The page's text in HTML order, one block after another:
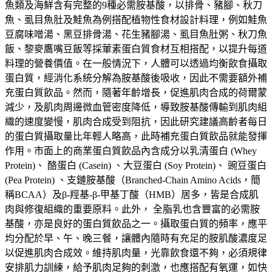
魚類及海鮮含有完整的9種必需胺基酸，以排骨、豬腳、秋刀
魚、虱目魚肚及鮭魚為例搭配植物性食材設計料理，例如鮭魚
豆腐味噌湯、黑豆排骨湯、花生豬腳湯、虱目魚肚粥、秋刀魚
飯、黎麥鷹嘴豆飯等採葷素蛋白質食材互相搭配，以提升每道
料理的營養價值。在一般情況下，人體可以透過均衡飲食攝取
蛋白質，經消化系統分解為胺基酸後吸收，因此不需要額外補
充蛋白質飲品。然而，隨著年齡增長，促進肌肉合成的荷爾蒙
減少，及肌肉周邊微血管密度降低，導致胺基酸傳輸到肌肉組
織的速度變慢，肌肉合成受到阻抗，因此研究建議高齡者每日
的蛋白質攝取量比年輕人略高，此時補充蛋白質飲品就能發揮
作用。市面上的商業蛋白質飲品內含成分以乳清蛋白 (Whey
Protein)、 酪蛋白 (Casein) 、大豆蛋白 (Soy Protein)、 豌豆蛋白
(Pea Protein) 、支鏈胺基酸（Branched-Chain Amino Acids，簡
稱BCAA）及β-羥基-β-甲基丁酸（HMB）居多，皆是合成肌
肉與修復組織的重要原料。此外， 全脂乳也含豐富的必需胺
基酸，亦是良好的蛋白質飲品之一。攝取蛋白質的頻率，應平
均分配於早、午、晚三餐，讓體內隨時有充足的胺肌酸濃度足
以促進肌肉合成效。維持肌肉量，光靠飲食還不夠，必須規律
安排肌力訓練，給予肌肉足夠的刺激，也應搭配有氧運，如快